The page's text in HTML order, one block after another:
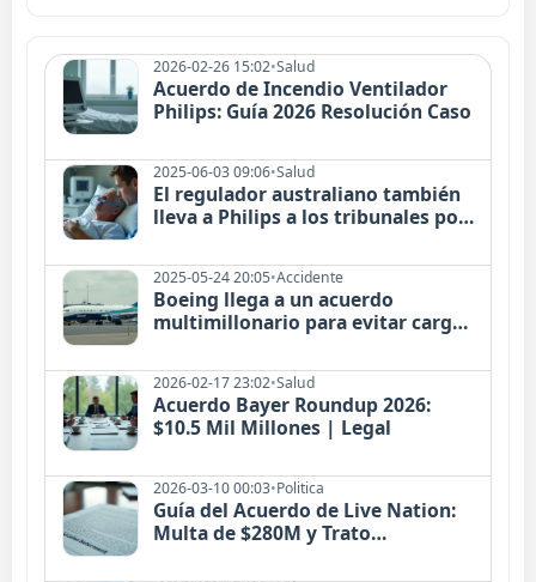
2026-02-26 15:02•Salud
Acuerdo de Incendio Ventilador
Philips: Guía 2026 Resolución Caso
2025-06-03 09:06•Salud
El regulador australiano también
lleva a Philips a los tribunales por
2025-05-24 20:05•Accidente
Boeing llega a un acuerdo
multimillonario para evitar cargos
2026-02-17 23:02•Salud
Acuerdo Bayer Roundup 2026:
$10.5 Mil Millones | Legal
2026-03-10 00:03•Politica
Guía del Acuerdo de Live Nation:
Multa de $280M y Trato